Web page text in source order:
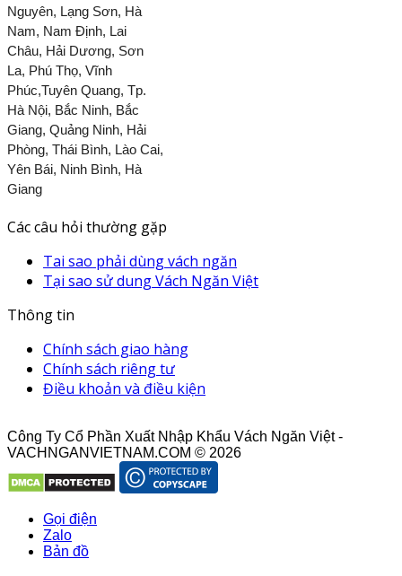
Nguyên, Lạng Sơn, Hà
Nam, Nam Định, Lai
Châu, Hải Dương, Sơn
La, Phú Thọ, Vĩnh
Phúc,Tuyên Quang, Tp.
Hà Nội, Bắc Ninh, Bắc
Giang, Quảng Ninh, Hải
Phòng, Thái Bình, Lào Cai,
Yên Bái, Ninh Bình, Hà
Giang
Các câu hỏi thường gặp
Tai sao phải dùng vách ngăn
Tại sao sử dung Vách Ngăn Việt
Thông tin
Chính sách giao hàng
Chính sách riêng tư
Điều khoản và điều kiện
Công Ty Cổ Phần Xuất Nhập Khẩu Vách Ngăn Việt -
VACHNGANVIETNAM.COM © 2026
Gọi điện
Zalo
Bản đồ